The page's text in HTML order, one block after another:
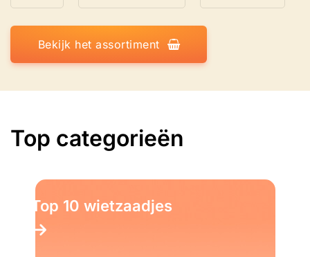
Bekijk het assortiment
Top categorieën
Top 10 wietzaadjes